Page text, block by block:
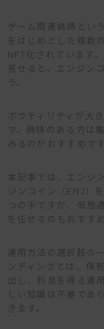
ゲーム関連銘柄とい
をはじめとした複数
NFT化されています
見せると、エンジン
う。
ボラティリティが大
で、興味のある方は
みるのがおすすめです
本記事では、エンジ
ジンコイン（ENJ）
つの手ですが、仮想
を任せるのもおすす
運用方法の選択肢の
ンディングとは、保
出し、利息を得る運
しい知識は不要であ
きます。